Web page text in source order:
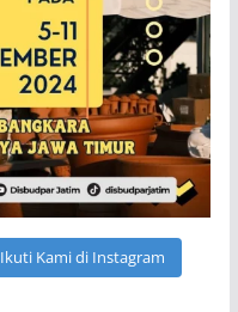
Ikuti Kami di Instagram